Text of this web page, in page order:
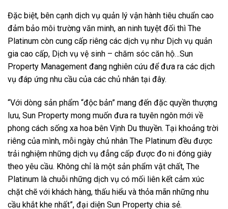
Đặc biệt, bên cạnh dịch vụ quản lý vận hành tiêu chuẩn cao
đảm bảo môi trường văn minh, an ninh tuyệt đối thì The
Platinum còn cung cấp riêng các dịch vụ như Dịch vụ quản
gia cao cấp, Dịch vụ vệ sinh – chăm sóc căn hộ…Sun
Property Management đang nghiên cứu để đưa ra các dịch
vụ đáp ứng nhu cầu của các chủ nhân tại đây.
“Với dòng sản phẩm “độc bản” mang đến đặc quyền thượng
lưu, Sun Property mong muốn đưa ra tuyên ngôn mới về
phong cách sống xa hoa bên Vịnh Du thuyền. Tại khoảng trời
riêng của mình, mỗi ngày chủ nhân The Platinum đều được
trải nghiệm những dịch vụ đẳng cấp được đo ni đóng giày
theo yêu cầu. Không chỉ là một sản phẩm vật chất, The
Platinum là chuỗi những dịch vụ có mối liên kết cảm xúc
chặt chẽ với khách hàng, thấu hiểu và thỏa mãn những nhu
cầu khắt khe nhất”, đại diện Sun Property chia sẻ.